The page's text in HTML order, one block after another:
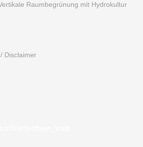
Raumbegrünung mit Hydrokultur
Disclaimer